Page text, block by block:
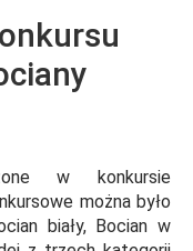
w konkursie
można było
biały, Bocian w